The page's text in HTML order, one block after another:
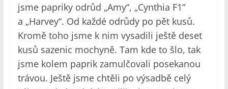
jsme papriky odrůd „Amy“, „Cynthia F1“
a „Harvey“. Od každé odrůdy po pět kusů.
Kromě toho jsme k nim vysadili ještě deset
kusů sazenic mochyně. Tam kde to šlo, tak
jsme kolem paprik zamulčovali posekanou
trávou. Ještě jsme chtěli po výsadbě celý